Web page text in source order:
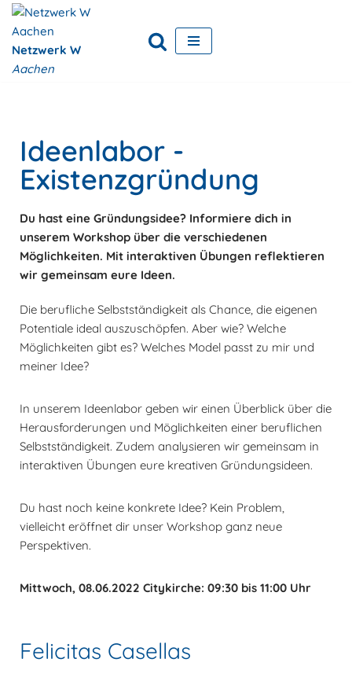
Zum
Inhalt
Netzwerk W
Aachen
Ideenlabor -
Existenzgründung
Du hast eine Gründungsidee? Informiere dich in
unserem Workshop über die verschiedenen
Möglichkeiten. Mit interaktiven Übungen reflektieren
wir gemeinsam eure Ideen.
Die berufliche Selbstständigkeit als Chance, die eigenen
Potentiale ideal auszuschöpfen. Aber wie? Welche
Möglichkeiten gibt es? Welches Model passt zu mir und
meiner Idee?
In unserem Ideenlabor geben wir einen Überblick über die
Herausforderungen und Möglichkeiten einer beruflichen
Selbstständigkeit. Zudem analysieren wir gemeinsam in
interaktiven Übungen eure kreativen Gründungsideen.
Du hast noch keine konkrete Idee? Kein Problem,
vielleicht eröffnet dir unser Workshop ganz neue
Perspektiven.
Mittwoch, 08.06.2022 Citykirche: 09:30 bis 11:00 Uhr
Felicitas Casellas